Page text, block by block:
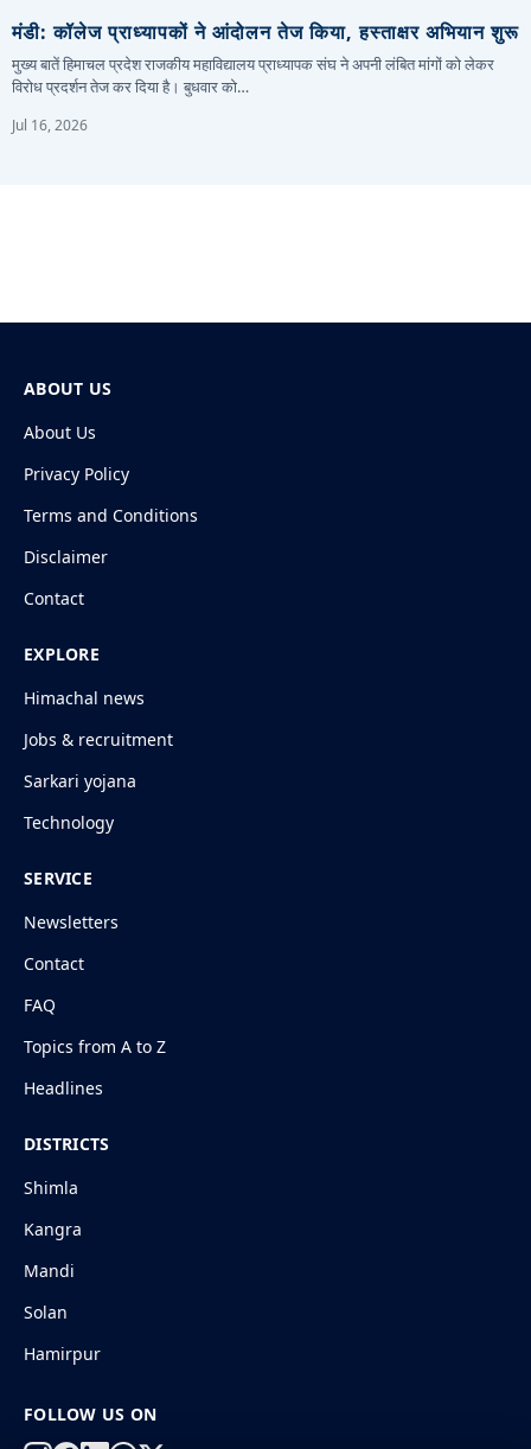
मंडी: कॉलेज प्राध्यापकों ने आंदोलन तेज किया, हस्ताक्षर अभियान शुरू
मुख्य बातें हिमाचल प्रदेश राजकीय महाविद्यालय प्राध्यापक संघ ने अपनी लंबित मांगों को लेकर
विरोध प्रदर्शन तेज कर दिया है। बुधवार को…
Jul 16, 2026
ABOUT US
About Us
Privacy Policy
Terms and Conditions
Disclaimer
Contact
EXPLORE
Himachal news
Jobs & recruitment
Sarkari yojana
Technology
SERVICE
Newsletters
Contact
FAQ
Topics from A to Z
Headlines
DISTRICTS
Shimla
Kangra
Mandi
Solan
Hamirpur
FOLLOW US ON